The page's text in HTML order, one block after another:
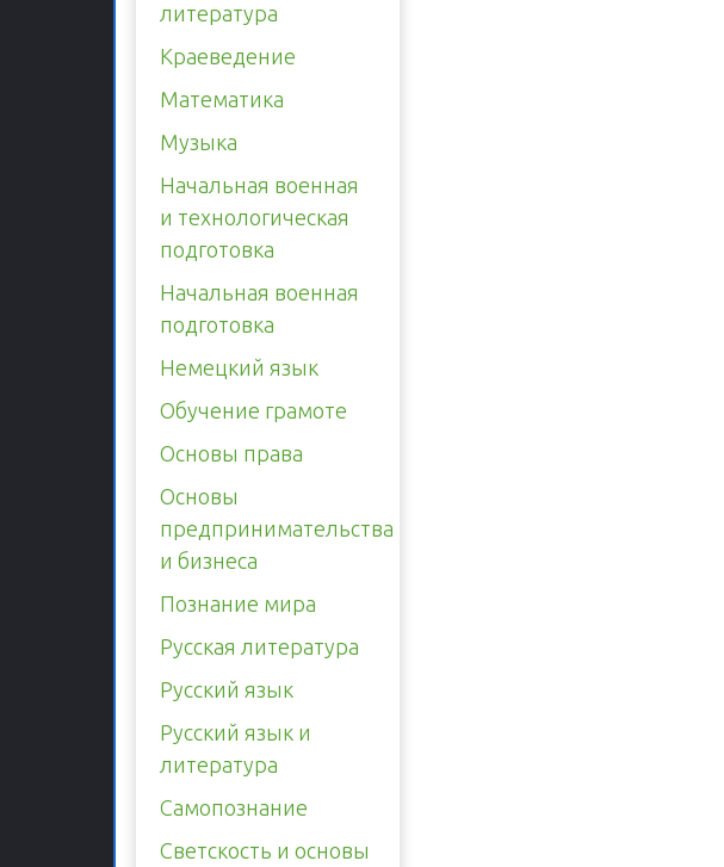
литература
Краеведение
Математика
Музыка
Начальная военная
и технологическая
подготовка
Начальная военная
подготовка
Немецкий язык
Обучение грамоте
Основы права
Основы
предпринимательства
и бизнеса
Познание мира
Русская литература
Русский язык
Русский язык и
литература
Самопознание
Светскость и основы